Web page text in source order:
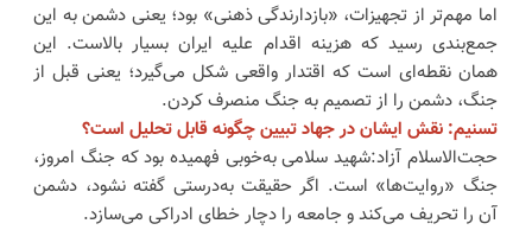
اما مهم‌تر از تجهیزات، «بازدارندگی ذهنی» بود؛ یعنی دشمن به این
جمع‌بندی رسید که هزینه اقدام علیه ایران بسیار بالاست. این
همان نقطه‌ای است که اقتدار واقعی شکل می‌گیرد؛ یعنی قبل از
جنگ، دشمن را از تصمیم به جنگ منصرف کردن.
تسنیم: نقش ایشان در جهاد تبیین چگونه قابل تحلیل است؟
حجت‌الاسلام آزاد:شهید سلامی به‌خوبی فهمیده بود که جنگ امروز،
جنگ «روایت‌ها» است. اگر حقیقت به‌درستی گفته نشود، دشمن
آن را تحریف می‌کند و جامعه را دچار خطای ادراکی می‌سازد.